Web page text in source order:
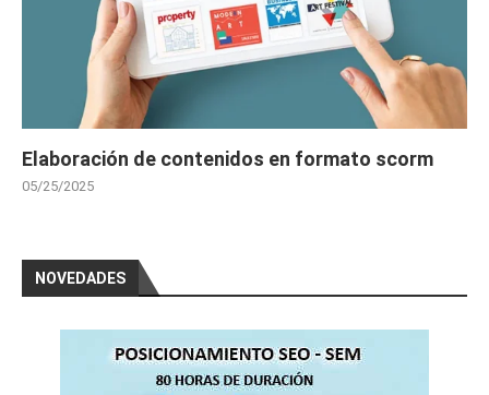
Elaboración de contenidos en formato scorm
05/25/2025
NOVEDADES